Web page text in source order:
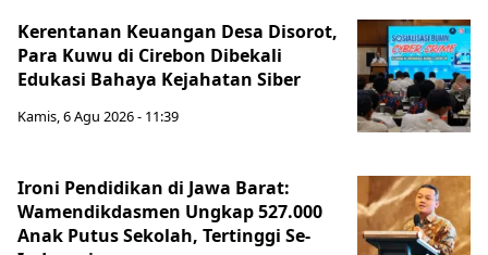
Kerentanan Keuangan Desa Disorot,
Para Kuwu di Cirebon Dibekali
Edukasi Bahaya Kejahatan Siber
Kamis, 6 Agu 2026 - 11:39
Ironi Pendidikan di Jawa Barat:
Wamendikdasmen Ungkap 527.000
Anak Putus Sekolah, Tertinggi Se-